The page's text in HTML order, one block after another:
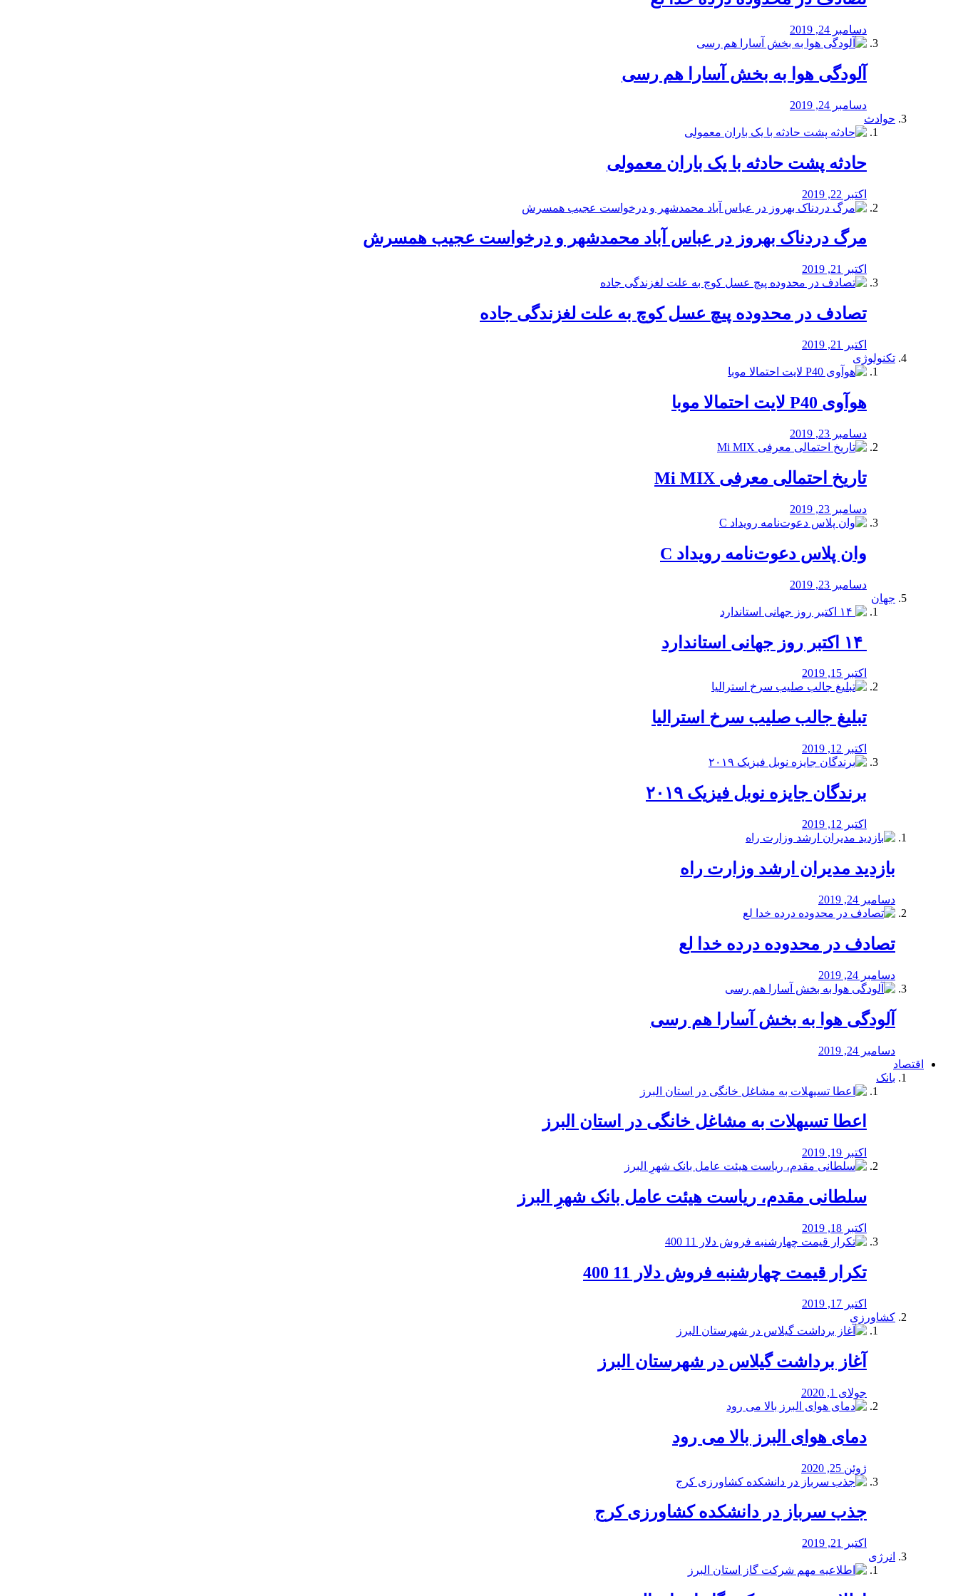
دسامبر 24, 2019
آلودگی هوا به بخش آسارا هم رسی
دسامبر 24, 2019
حوادث
️حادثه پشت حادثه با یک باران معمولی
اکتبر 22, 2019
مرگ دردناک بهروز در عباس آباد محمدشهر و درخواست عجیب همسرش
اکتبر 21, 2019
تصادف در محدوده پیچ عسل کوچ به علت لغزندگی جاده
اکتبر 21, 2019
تکنولوژی
هوآوی P40 لایت احتمالا موبا
دسامبر 23, 2019
تاریخ احتمالی معرفی Mi MIX
دسامبر 23, 2019
وان پلاس دعوت‌نامه رویداد C
دسامبر 23, 2019
جهان
اکتبر 15, 2019
تبلیغ جالب صلیب سرخ استرالیا
اکتبر 12, 2019
برندگان جایزه نوبل فیزیک ۲۰۱۹
اکتبر 12, 2019
بازدید مدیران ارشد وزارت راه
دسامبر 24, 2019
تصادف در محدوده درده خدا لع
دسامبر 24, 2019
آلودگی هوا به بخش آسارا هم رسی
دسامبر 24, 2019
اقتصاد
بانک
️اعطا تسیهلات به مشاغل خانگی در استان البرز
اکتبر 19, 2019
سلطانی مقدم، ریاست هیئت عامل بانک شهرِ البرز
اکتبر 18, 2019
تکرار قیمت چهارشنبه فروش دلار 11 400
اکتبر 17, 2019
کشاورزی
آغاز برداشت گیلاس در شهرستان البرز
جولای 1, 2020
دمای هوای البرز بالا می رود
ژوئن 25, 2020
جذب سرباز در دانشکده کشاورزی کرج
اکتبر 21, 2019
انرژی